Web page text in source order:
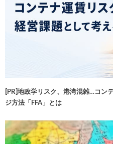
[PR]地政学リスク、港湾混雑…コン
ジ方法「FFA」とは